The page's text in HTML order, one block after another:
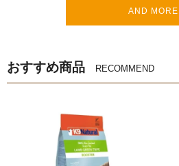
AND MORE
おすすめ商品 RECOMMEND